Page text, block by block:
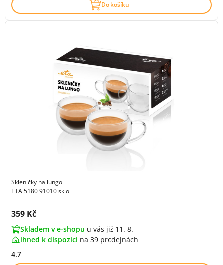
Do košíku
Skleničky na lungo
ETA 5180 91010 sklo
Cena s DPH:
359 Kč
Skladem v e-shopu u vás již 11. 8.
ihned k dispozici na 39 prodejnách
4.7